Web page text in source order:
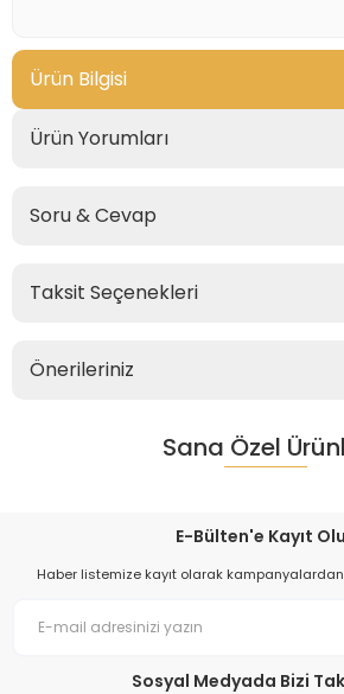
Ürün Bilgisi
Ürün Yorumları
Soru & Cevap
Taksit Seçenekleri
Önerileriniz
Sana Özel
E-Bülten'e Kayıt
Haber listemize kayıt olarak
Sosyal Medyada Bizi